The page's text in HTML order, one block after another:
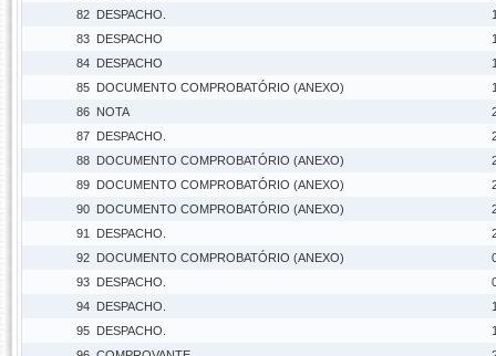
82 DESPACHO.
83 DESPACHO
84 DESPACHO
85 DOCUMENTO COMPROBATÓRIO (ANEXO)
86 NOTA
87 DESPACHO.
88 DOCUMENTO COMPROBATÓRIO (ANEXO)
89 DOCUMENTO COMPROBATÓRIO (ANEXO)
90 DOCUMENTO COMPROBATÓRIO (ANEXO)
91
DESPACHO.
92 DOCUMENTO COMPROBATÓRIO (ANEXO)
93 DESPACHO.
94 DESPACHO.
95 DESPACHO.